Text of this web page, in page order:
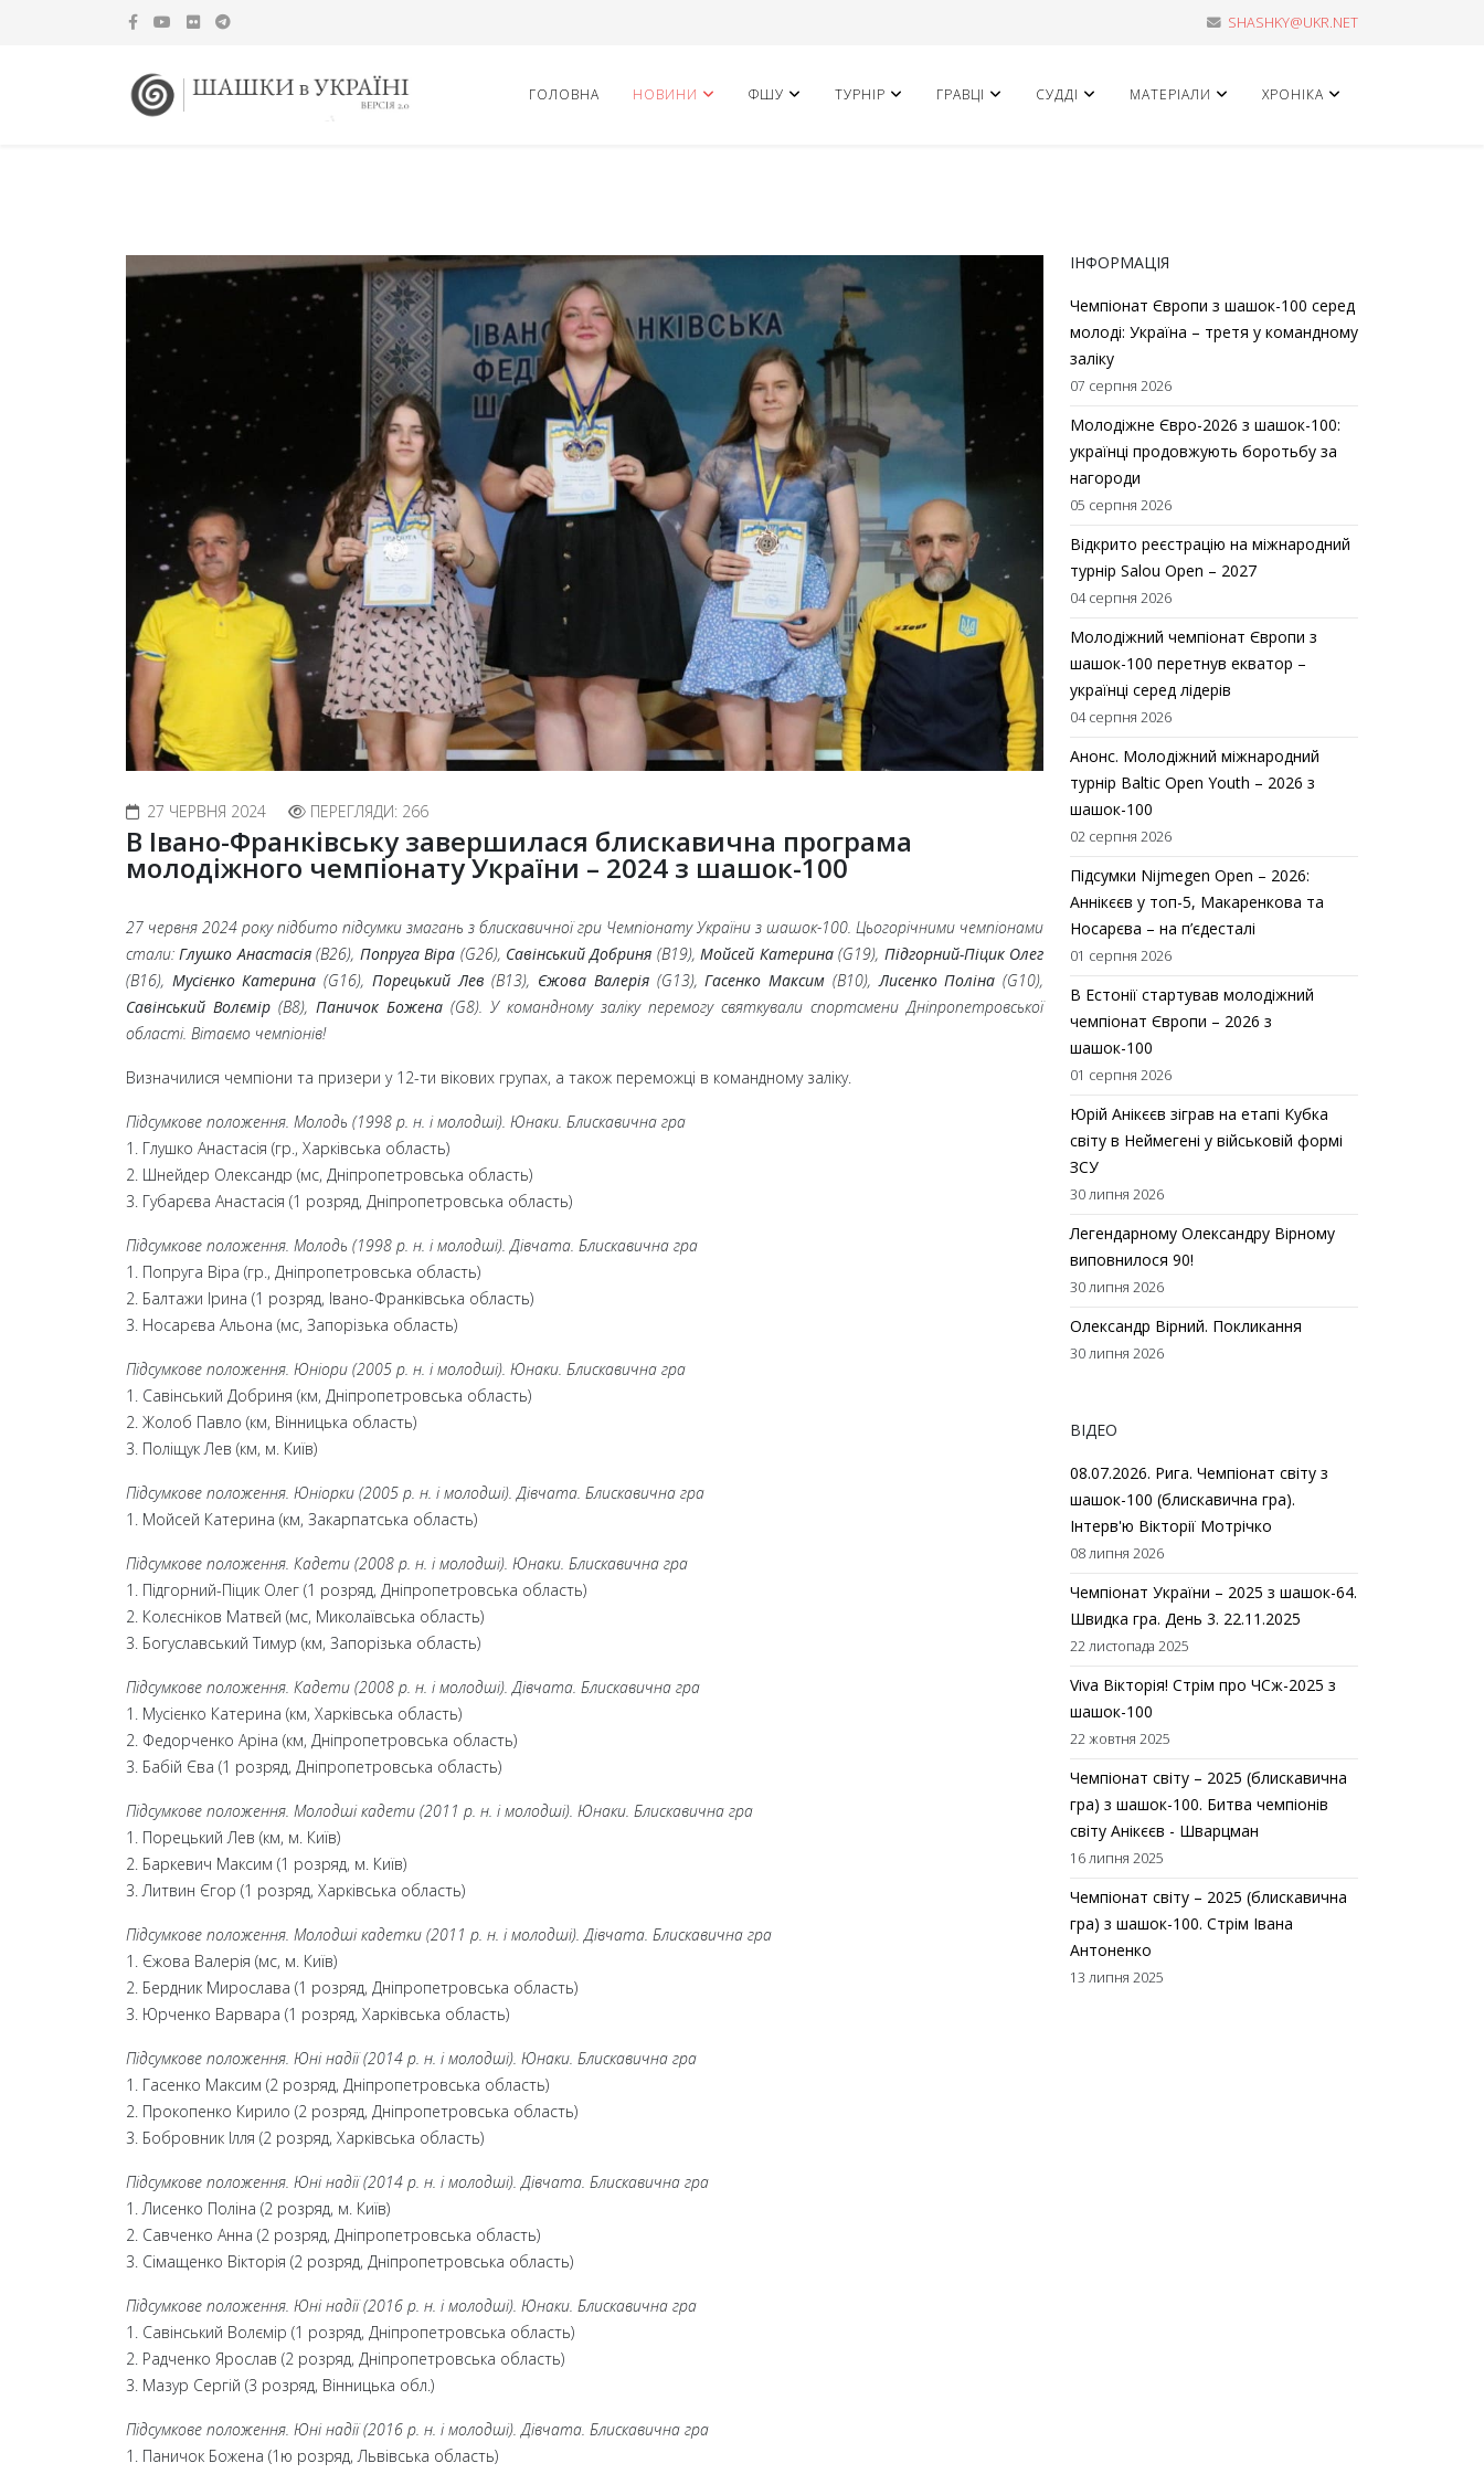
SHASHKY@UKR.NET
ГОЛОВНА НОВИНИ ФШУ ТУРНІР ГРАВЦІ СУДДІ МАТЕРІАЛИ ХРОНІКА
27 ЧЕРВНЯ 2024 ПЕРЕГЛЯДИ: 266
В Івано-Франківську завершилася блискавична програма
молодіжного чемпіонату України – 2024 з шашок-100
27 червня 2024 року підбито підсумки змагань з блискавичної гри Чемпіонату України з шашок-100. Цьогорічними чемпіонами
стали:Глушко Анастасія(B26), Попруга Віра (G26), Савінський Добриня (B19),Мойсей Катерина(G19), Підгорний-Піцик Олег
(B16), Мусієнко Катерина (G16), Порецький Лев (B13), Єжова Валерія (G13),Гасенко Максим (B10),Лисенко Поліна(G10),
Савінський Волємір (B8), Паничок Божена (G8). У командному заліку перемогу святкували спортсмени Дніпропетровської
області. Вітаємо чемпіонів!
Визначилися чемпіони та призери у 12-ти вікових групах, а також переможці в командному заліку.
Підсумкове положення. Молодь (1998 р. н. і молодші). Юнаки. Блискавична гра
1. Глушко Анастасія (гр., Харківська область)
2. Шнейдер Олександр (мс, Дніпропетровська область)
3. Губарєва Анастасія (1 розряд, Дніпропетровська область)
Підсумкове положення. Молодь (1998 р. н. і молодші). Дівчата. Блискавична гра
1. Попруга Віра (гр., Дніпропетровська область)
2. Балтажи Ірина (1 розряд, Івано-Франківська область)
3. Носарєва Альона (мс, Запорізька область)
Підсумкове положення. Юніори (2005 р. н. і молодші). Юнаки. Блискавична гра
1. Савінський Добриня (км, Дніпропетровська область)
2. Жолоб Павло (км, Вінницька область)
3. Поліщук Лев (км, м. Київ)
Підсумкове положення. Юніорки (2005 р. н. і молодші). Дівчата. Блискавична гра
1. Мойсей Катерина (км, Закарпатська область)
Підсумкове положення. Кадети (2008 р. н. і молодші). Юнаки. Блискавична гра
1. Підгорний-Піцик Олег (1 розряд, Дніпропетровська область)
2. Колєсніков Матвєй (мс, Миколаївська область)
3. Богуславський Тимур (км, Запорізька область)
Підсумкове положення. Кадети (2008 р. н. і молодші). Дівчата. Блискавична гра
1. Мусієнко Катерина (км, Харківська область)
2. Федорченко Аріна (км, Дніпропетровська область)
3. Бабій Єва (1 розряд, Дніпропетровська область)
Підсумкове положення. Молодші кадети (2011 р. н. і молодші). Юнаки. Блискавична гра
1. Порецький Лев (км, м. Київ)
2. Баркевич Максим (1 розряд, м. Київ)
3. Литвин Єгор (1 розряд, Харківська область)
Підсумкове положення. Молодші кадетки (2011 р. н. і молодші). Дівчата. Блискавична гра
1. Єжова Валерія (мс, м. Київ)
2. Бердник Мирослава (1 розряд, Дніпропетровська область)
3. Юрченко Варвара (1 розряд, Харківська область)
Підсумкове положення. Юні надії (2014 р. н. і молодші). Юнаки. Блискавична гра
1. Гасенко Максим (2 розряд, Дніпропетровська область)
2. Прокопенко Кирило (2 розряд, Дніпропетровська область)
3. Бобровник Ілля (2 розряд, Харківська область)
Підсумкове положення. Юні надії (2014 р. н. і молодші). Дівчата. Блискавична гра
1. Лисенко Поліна (2 розряд, м. Київ)
2. Савченко Анна (2 розряд, Дніпропетровська область)
3. Сімащенко Вікторія (2 розряд, Дніпропетровська область)
Підсумкове положення. Юні надії (2016 р. н. і молодші). Юнаки. Блискавична гра
1. Савінський Волємір (1 розряд, Дніпропетровська область)
2. Радченко Ярослав (2 розряд, Дніпропетровська область)
3. Мазур Сергій (3 розряд, Вінницька обл.)
Підсумкове положення. Юні надії (2016 р. н. і молодші). Дівчата. Блискавична гра
1. Паничок Божена (1ю розряд, Львівська область)
ІНФОРМАЦІЯ
Чемпіонат Європи з шашок-100 серед
молоді: Україна – третя у командному
заліку
07 серпня 2026
Молодіжне Євро-2026 з шашок-100:
українці продовжують боротьбу за
нагороди
05 серпня 2026
Відкрито реєстрацію на міжнародний
турнір Salou Open – 2027
04 серпня 2026
Молодіжний чемпіонат Європи з
шашок-100 перетнув екватор –
українці серед лідерів
04 серпня 2026
Анонс. Молодіжний міжнародний
турнір Baltic Open Youth – 2026 з
шашок-100
02 серпня 2026
Підсумки Nijmegen Open – 2026:
Аннікєєв у топ-5, Макаренкова та
Носарєва – на п’єдесталі
01 серпня 2026
В Естонії стартував молодіжний
чемпіонат Європи – 2026 з
шашок-100
01 серпня 2026
Юрій Анікєєв зіграв на етапі Кубка
світу в Неймегені у військовій формі
ЗСУ
30 липня 2026
Легендарному Олександру Вірному
виповнилося 90!
30 липня 2026
Олександр Вірний. Покликання
30 липня 2026
ВІДЕО
08.07.2026. Рига. Чемпіонат світу з
шашок-100 (блискавична гра).
Інтерв'ю Вікторії Мотрічко
08 липня 2026
Чемпіонат України – 2025 з шашок-64.
Швидка гра. День 3. 22.11.2025
22 листопада 2025
Viva Вікторія! Стрім про ЧСж-2025 з
шашок-100
22 жовтня 2025
Чемпіонат світу – 2025 (блискавична
гра) з шашок-100. Битва чемпіонів
світу Анікєєв - Шварцман
16 липня 2025
Чемпіонат світу – 2025 (блискавична
гра) з шашок-100. Стрім Івана
Антоненко
13 липня 2025